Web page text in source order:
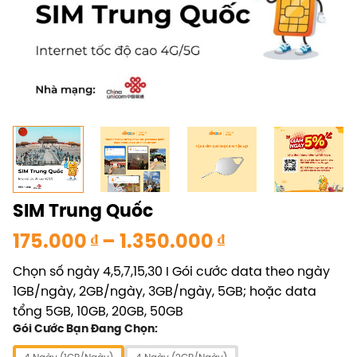
SIM Trung Quốc
175.000 ₫ – 1.350.000 ₫Khoảng
giá:
từ
175.000 ₫
Chọn số ngày 4,5,7,15,30 I Gói cước data theo ngày
1GB/ngày, 2GB/ngày, 3GB/ngày, 5GB; hoặc data
tổng 5GB, 10GB, 20GB, 50GB
Gói Cước Bạn Đang Chọn: